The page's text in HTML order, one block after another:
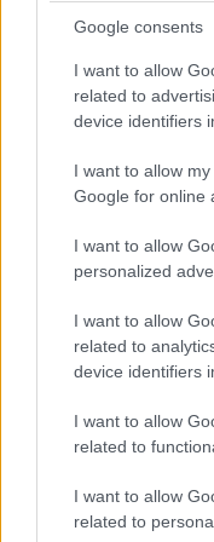
Google consents
I want to allow
related to
device identifiers
I want to allow
Google for online
I want to allow
personalized
I want to allow
related to
device identifiers
I want to allow
related to
I want to allow
related to
meg Amerikában,
#halálos
Megvan,
Fekete
Szabó Dániel|2018
Valószínűleg